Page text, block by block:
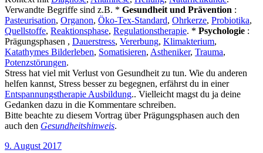
Verwandte Begriffe sind z.B. * Gesundheit und Prävention :
Pasteurisation, Organon, Öko-Tex-Standard, Ohrkerze, Probiotika,
Quellstoffe, Reaktionsphase, Regulationstherapie. * Psychologie :
Prägungsphasen , Dauerstress, Vererbung, Klimakterium,
Katathymes Bilderleben, Somatisieren, Astheniker, Trauma,
Potenzstörungen.
Stress hat viel mit Verlust von Gesundheit zu tun. Wie du anderen
helfen kannst, Stress besser zu begegnen, erfährst du in einer
Entspannungstherapie Ausbildung.. Vielleicht magst du ja deine
Gedanken dazu in die Kommentare schreiben.
Bitte beachte zu diesem Vortrag über Prägungsphasen auch den
auch den Gesundheitshinweis.
Veröffentlicht
9. August 2017